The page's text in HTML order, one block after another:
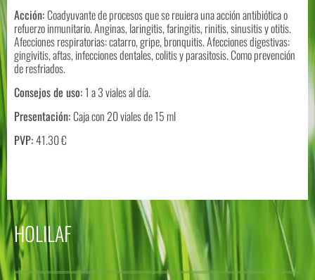
Acción:Coadyuvante de procesos que se reuiera una acción antibiótica o
refuerzo inmunitario. Anginas, laringitis, faringitis, rinitis, sinusitis y otitis.
Afecciones respiratorias: catarro, gripe, bronquitis. Afecciones digestivas:
gingivitis, aftas, infecciones dentales, colitis y parasitosis. Como prevención
de resfriados.
Consejos de uso:1 a 3 viales al día.
Presentación:Caja con 20 viales de 15 ml
PVP:41.30 €
HOLILAF